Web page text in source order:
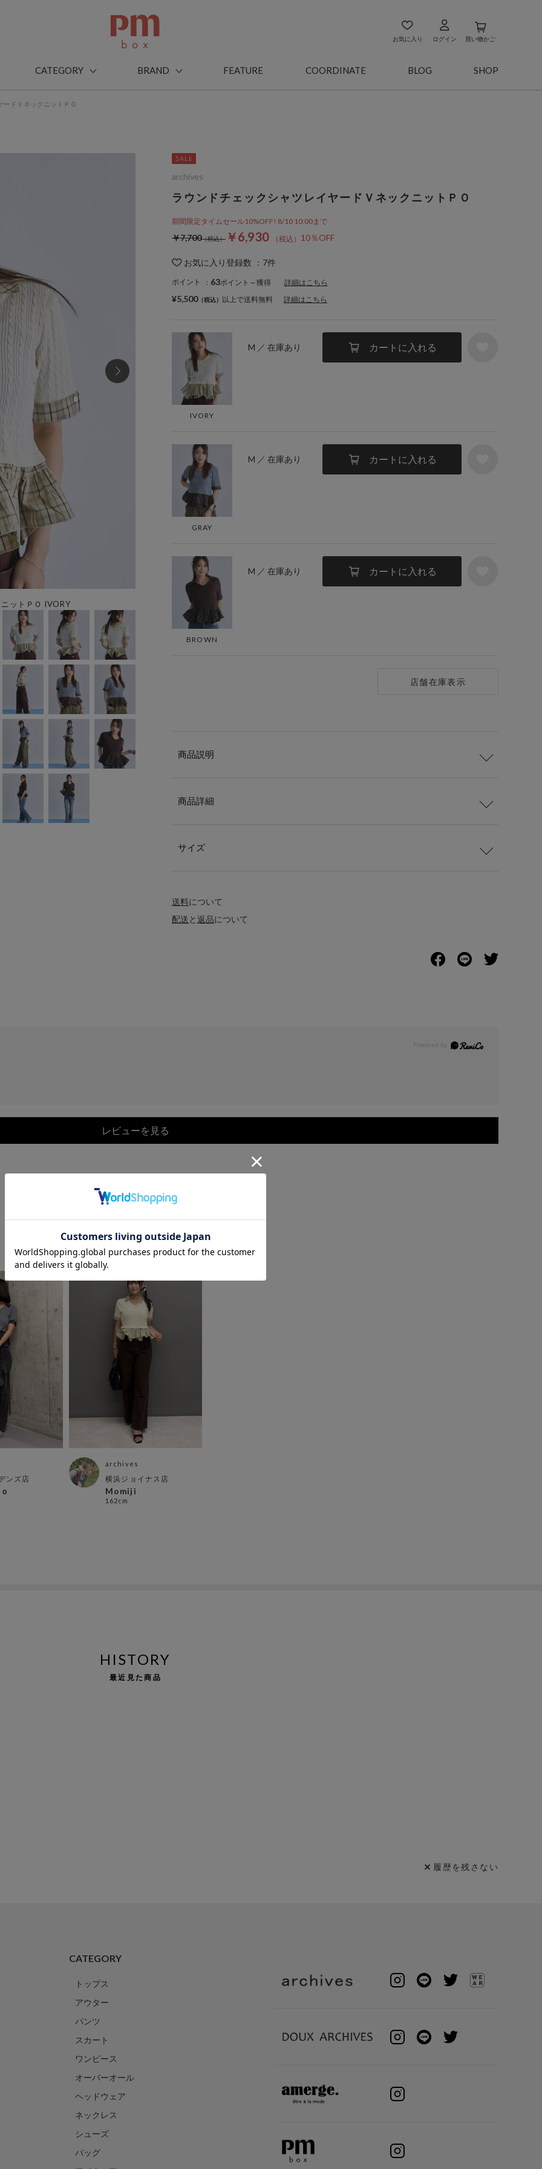
お気に入り ログイン 買い物かご
CATEGORY BRAND FEATURE COORDINATE BLOG SHOP
ードＶネックニットＰＯ
ットＰＯ IVORY
ラウンドチェックシャツレイヤードＶネックニットＰＯ
期間限定タイムセール10%OFF! 8/10 10:00まで
￥6,930 10％OFF
￥7,700
お気に入り登録数 ： 7件
ポイント ： 63ポイント～獲得 詳細はこちら
IVORY
M ／ 在庫あり カートに入れる
GRAY
M ／ 在庫あり カートに入れる
BROWN
M ／ 在庫あり カートに入れる
店舗在庫表示
archives
¥5,500 以上で送料無料 詳細はこちら
商品説明
商品詳細
サイズ
送料について
配送と返品について
レビューを見る
COORDINATE
この商品を使ったCOORDINATE
ンズ店
archives
横浜ジョイナス店
Momiji
162cm
HISTORY
最近見た商品
履歴を残さない
CATEGORY
トップス
アウター
パンツ
スカート
ワンピース
オーバーオール
ヘッドウェア
ネックレス
シューズ
バッグ